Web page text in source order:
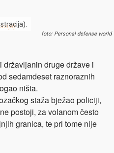
foto: Personal defense world
druge države i
sedamdeset raznoraznih
ništa.
staža bježao policiji,
postoji, za volanom često
granica, te pri tome nije